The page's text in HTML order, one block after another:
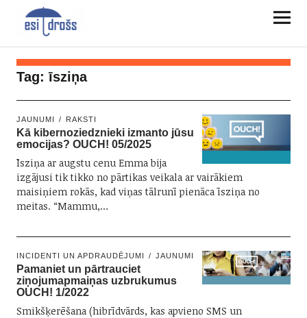
Tag:īsziņa
JAUNUMI RAKSTI
Kā kibernoziedznieki izmanto jūsu
emocijas? OUCH! 05/2025
Īsziņa ar augstu cenu Emma bija
izgājusi tik tikko no pārtikas veikala ar vairākiem
maisiņiem rokās, kad viņas tālrunī pienāca īsziņa no
meitas. “Mammu,…
INCIDENTI UN APDRAUDĒJUMI JAUNUMI
Pamaniet un pārtrauciet
ziņojumapmaiņas uzbrukumus
OUCH! 1/2022
Smikšķerēšana (hibrīdvārds, kas apvieno SMS un